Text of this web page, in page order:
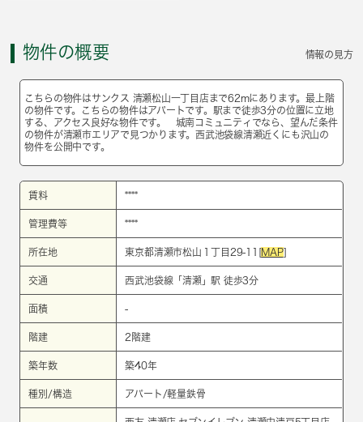
物件の概要 情報の見方
こちらの物件はサンクス 清瀬松山一丁目店まで62mにあります。最上階
の物件です。こちらの物件はアパートです。駅まで徒歩3分の位置に立地
する、アクセス良好な物件です。 城南コミュニティでなら、望んだ条件
の物件が清瀬市エリアで見つかります。西武池袋線清瀬近くにも沢山の
物件を公開中です。
賃料 ****
管理費等 ****
所在地 東京都清瀬市松山１丁目29-11[MAP]
交通 西武池袋線 「清瀬 」駅 徒歩3分
面積 -
階建 2階建
築年数 築40年
種別/構造 アパート/軽量鉄骨